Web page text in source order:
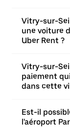
Vitry-sur-
une voiture
Uber Rent ?
Vitry-sur-
paiement
dans cette
Est-il
l'aéroport